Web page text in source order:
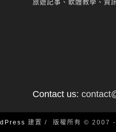
旅遊記事、軟體教學、資
Contact us:
建置 版權所有 © 2007